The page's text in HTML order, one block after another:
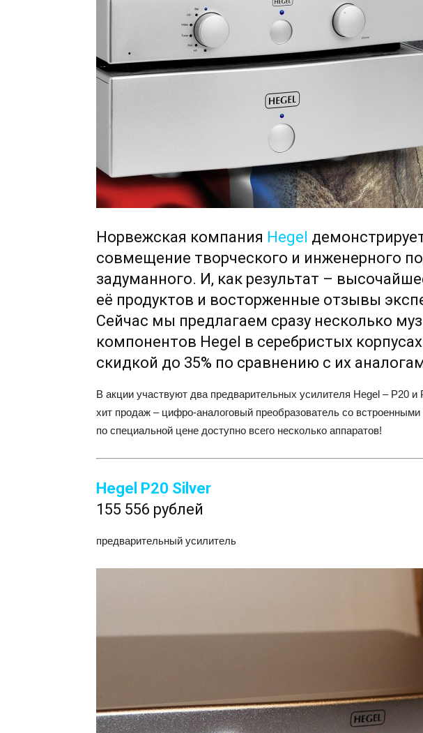
Норвежская компания Hegel
совмещение творческого и инженерного
задуманного. И, как результат –
её продуктов и восторженные отзывы
Сейчас мы предлагаем сразу несколько
компонентов Hegel в серебристых
скидкой до 35% по сравнению с их
В акции участвуют два предварительных усилителя Hegel – P20
хит продаж – цифро-аналоговый преобразователь со
по специальной цене доступно всего несколько аппаратов!
Hegel P20 Silver
155 556 рублей
предварительный усилитель